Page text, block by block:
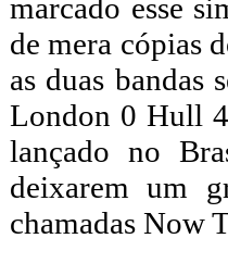
marcado esse
de mera cópias
as duas bandas
London 0 Hull
lançado no
deixarem um
chamadas Now